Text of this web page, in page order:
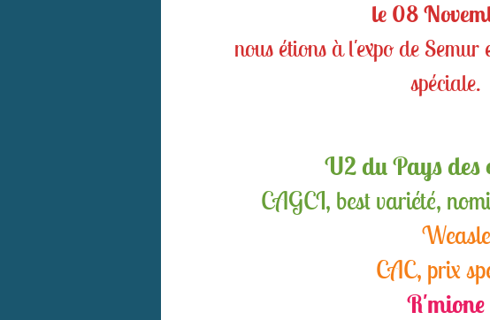
le 08
nous étions à l'expo de
spéciale.
U2 du Pays des
CAGCI, best variété,
CAC, prix